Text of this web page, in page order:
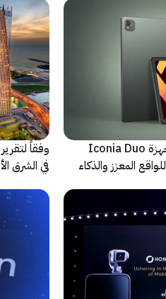
شركة Acer تكشف عن أجهزة Iconia Duo
المعزز والذكاء
وفقاً